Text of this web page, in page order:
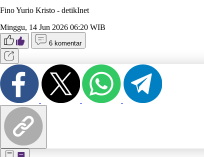
Fino Yurio Kristo - detikInet
Minggu, 14 Jun 2026 06:20 WIB
6 komentar